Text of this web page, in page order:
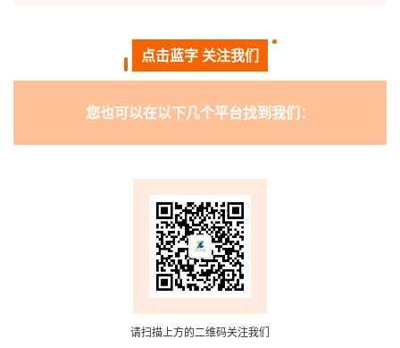
点击蓝字 关注我们
您也可以在以下几个平台找到我们 ：
请扫描上方的二维码关注我们